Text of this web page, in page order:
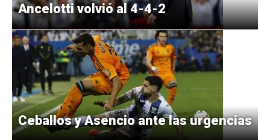
Ancelotti volvió al 4-4-2
Ceballos y Asencio ante las urgencias